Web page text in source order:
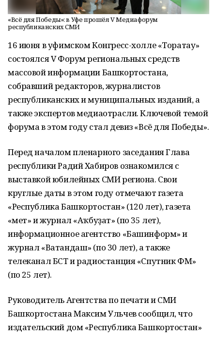
«Всё для Победы»: в Уфе прошёл V Медиафорум
республиканских СМИ
16 июня в уфимском Конгресс-холле «Торатау»
состоялся V Форум региональных средств
массовой информации Башкортостана,
собравший редакторов, журналистов
республиканских и муниципальных изданий, а
также экспертов медиаотрасли. Ключевой темой
форума в этом году стал девиз «Всё для Победы».
Перед началом пленарного заседания Глава
республики Радий Хабиров ознакомился с
выставкой юбилейных СМИ региона. Свои
круглые даты в этом году отмечают газета
«Республика Башкортостан» (120 лет), газета
«Өмет» и журнал «Аҡбуҙат» (по 35 лет),
информационное агентство «Башинформ» и
журнал «Ватандаш» (по 30 лет), а также
телеканал БСТ и радиостанция «Спутник ФМ»
(по 25 лет).
Руководитель Агентства по печати и СМИ
Башкортостана Максим Ульчев сообщил, что
издательский дом «Республика Башкортостан»